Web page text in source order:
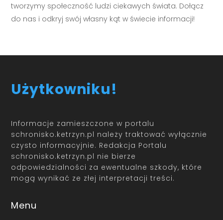
tworzymy społeczność ludzi ciekawych świata. Dołącz
do nas i odkryj swój własny kąt w świecie informacji!
Użytkowniku!
Informacje zamieszczone w portalu
schronisko.ketrzyn.pl należy traktować wyłącznie
czysto informacyjnie. Redakcja Portalu
schronisko.ketrzyn.pl nie bierze
odpowiedzialności za ewentualne szkody, które
mogą wynikać ze złej interpretacji treści.
Menu